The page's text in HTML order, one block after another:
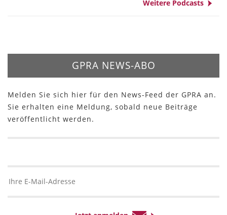
Weitere Podcasts
GPRA NEWS-ABO
Melden Sie sich hier für den News-Feed der GPRA an.
Sie erhalten eine Meldung, sobald neue Beiträge
veröffentlicht werden.